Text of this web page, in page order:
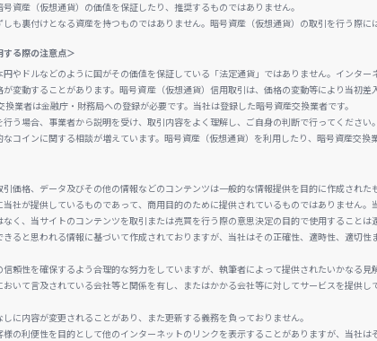
資産（仮想通貨）の価値を保証したり、推奨するものではありません。
も裏付けとなる資産を持つものではありません。暗号資産（仮想通貨）の取引を行う際に
る際の注意点＞
やドルなどのように国がその価値を保証している「法定通貨」ではありません。インター
変動することがあります。暗号資産（仮想通貨）信用取引は、価格の変動等により当初
業者は金融庁・財務局への登録が必要です。当社は登録した暗号資産交換業者です。
う場合、事業者から説明を受け、取引内容をよく理解し、ご自身の判断で行ってください。
コインに関する相談が増えています。暗号資産（仮想通貨）を利用したり、暗号資産交換
価格、データ及びその他の情報などのコンテンツは一般的な情報提供を目的に作成され
社が提供しているものであって、商用目的のために提供されているものではありません
く、当サイトのコンテンツを取引または売買を行う際の意思決定の目的で使用することは
ると思われる情報に基づいて作成されておりますが、当社はその正確性、適時性、適切
頼性を確保するよう合理的な努力をしていますが、執筆者によって提供されたいかなる
いて言及されている会社等と関係を有し、またはかかる会社等に対してサービスを提供
に内容が変更されることがあり、また更新する義務を負っておりません。
の利便性を目的として他のインターネットのリンクを表示することがありますが、当社